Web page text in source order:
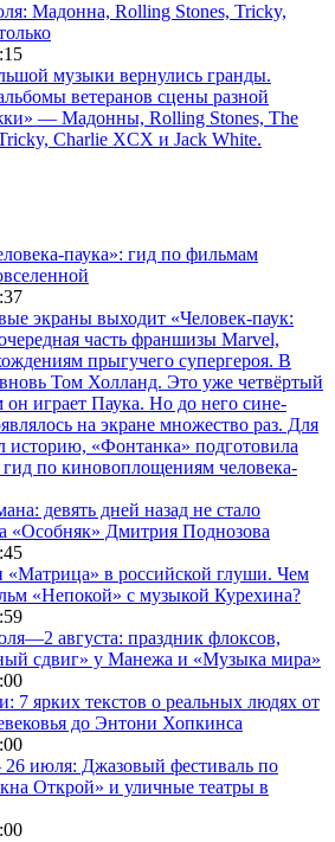
Мадонна, Rolling Stones, Tricky,
музыки вернулись гранды.
ветеранов сцены разной
— Мадонны, Rolling Stones, The
Charlie XCX и Jack White.
паука»: гид по фильмам
экраны выходит «Человек-паук:
часть франшизы Marvel,
прыгучего супергероя. В
Том Холланд. Это уже четвёртый
играет Паука. Но до него сине-
на экране множество раз. Для
историю, «Фонтанка» подготовила
по киновоплощениям человека-
девять дней назад не стало
«Особняк» Дмитрия Поднозова
«Матрица» в российской глуши. Чем
«Непокой» с музыкой Курехина?
августа: праздник флоксов,
сдвиг» у Манежа и «Музыка мира»
7 ярких текстов о реальных людях от
до Энтони Хопкинса
июля: Джазовый фестиваль по
Открой» и уличные театры в